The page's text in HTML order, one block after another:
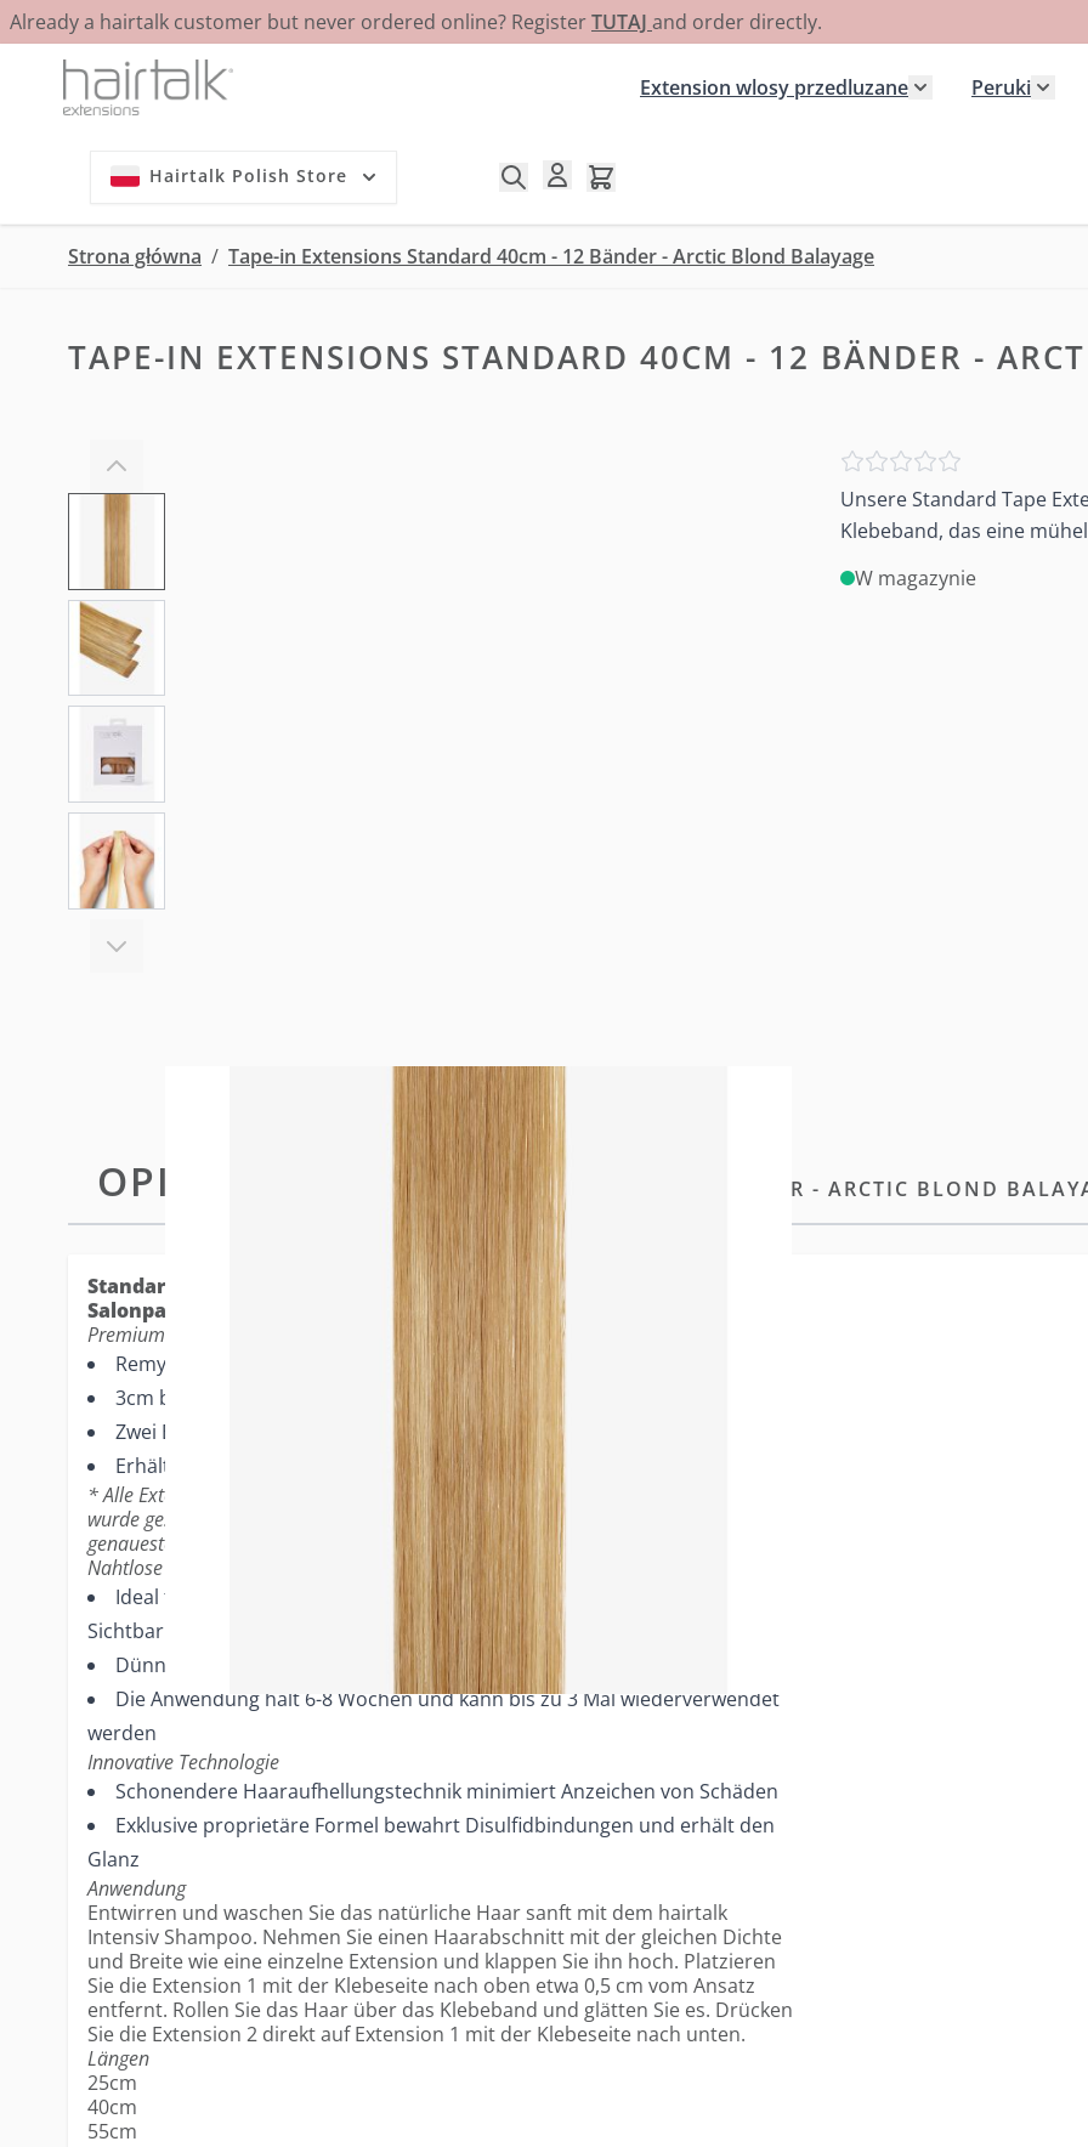
Already a hairtalk customer but never ordered online? RegisterTUTAJ and order directly.
Przejdź do treści
Extension wlosy przedluzane
Peruki
Hairtalk Polish Store
Strona główna / Tape-in Extensions Standard 40cm - 12 Bänder - Arctic Blond Balayage
TAPE-IN EXTENSIONS STANDARD 40CM - 12 BÄNDER -
View larger image
View larger image
View larger image
Unsere Standard Tape
Klebeband, das eine
W magazynie
OPIS TAPE-IN EXTENSIONS STANDARD 40CM - 12 BÄNDER - ARCTIC BLOND
Standard Tape-in Extensions - die beliebteste Methode unserer
Salonpartner.
Premium-Merkmale
Remy Echthaar
3cm breite Tape Extensions
Zwei Bänder bilden eine vollständige Extension
Erhältlich in 12er-Packungen
* Alle Extensions werden mit einer leichten Wellenform geliefert, das gezeigte Haar
wurde gestylt. Bitte beziehen Sie sich auf Ihren professionellen Farbring für die
genaueste Farbrepräsentation.
Nahtlose Ergebnisse
Ideal für dünneres Haar, kleinere Köpfe und Bereiche mit höherer
Sichtbarkeit
Dünnstes verfügbares Klebeband
Die Anwendung hält 6-8 Wochen und kann bis zu 3 Mal wiederverwendet
werden
Innovative Technologie
Schonendere Haaraufhellungstechnik minimiert Anzeichen von Schäden
Exklusive proprietäre Formel bewahrt Disulfidbindungen und erhält den
Glanz
Anwendung
Entwirren und waschen Sie das natürliche Haar sanft mit dem hairtalk
Intensiv Shampoo. Nehmen Sie einen Haarabschnitt mit der gleichen Dichte
und Breite wie eine einzelne Extension und klappen Sie ihn hoch. Platzieren
Sie die Extension 1 mit der Klebeseite nach oben etwa 0,5 cm vom Ansatz
entfernt. Rollen Sie das Haar über das Klebeband und glätten Sie es. Drücken
Sie die Extension 2 direkt auf Extension 1 mit der Klebeseite nach unten.
Längen
25cm
40cm
55cm